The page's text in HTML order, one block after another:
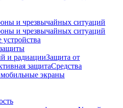
и чрезвычайных ситуаций
и чрезвычайных ситуаций
и радиацииЗащита от
защитаСредства
экраны